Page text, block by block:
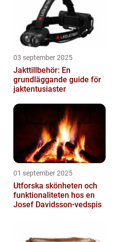
03 september 2025
Jakttillbehör: En
grundläggande guide för
jaktentusiaster
01 september 2025
Utforska skönheten och
funktionaliteten hos en
Josef Davidsson-vedspis